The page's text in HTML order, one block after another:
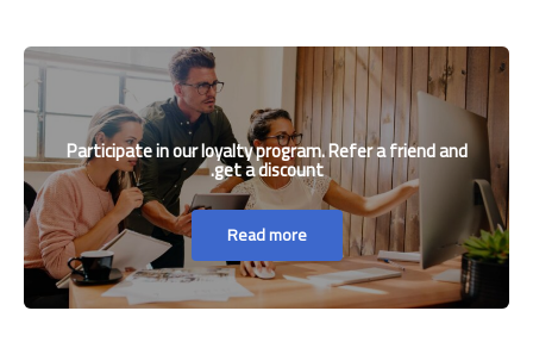
Participate in our loyalty program. Refer a friend and
get a discount.
Read more